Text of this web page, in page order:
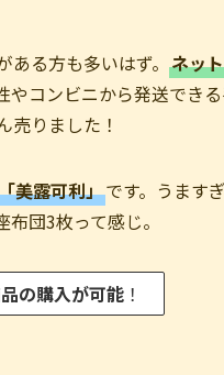
る方も多いはず。 ネッ
やコンビニから発送でき
売りました！
美露可利」です。うます
団3枚って感じ。
の購入が可能 ！